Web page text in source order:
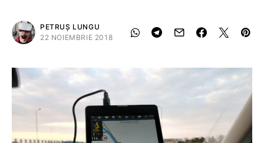
PETRUȘ LUNGU
22 NOIEMBRIE 2018